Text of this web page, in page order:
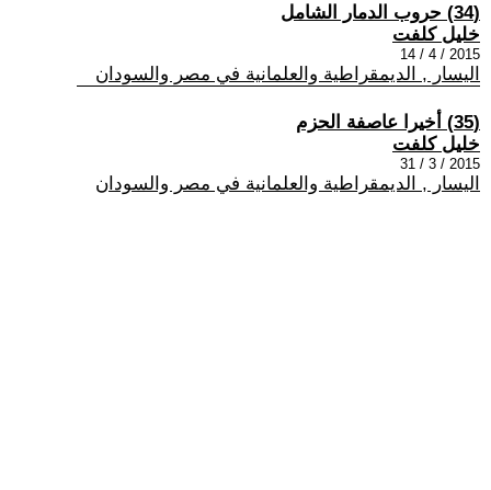
(34) حروب الدمار الشامل
خليل كلفت
2015 / 4 / 14
اليسار , الديمقراطية والعلمانية في مصر والسودان
(35) أخيرا عاصفة الحزم
خليل كلفت
2015 / 3 / 31
اليسار , الديمقراطية والعلمانية في مصر والسودان